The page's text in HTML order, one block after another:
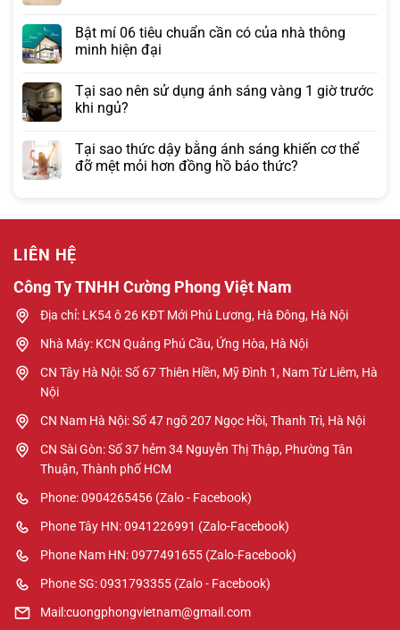
Bật mí 06 tiêu chuẩn cần có của nhà thông
minh hiện đại
Tại sao nên sử dụng ánh sáng vàng 1 giờ trước
khi ngủ?
Tại sao thức dậy bằng ánh sáng khiến cơ thể
đỡ mệt mỏi hơn đồng hồ báo thức?
LIÊN HỆ
Công Ty TNHH Cường Phong Việt Nam
Địa chỉ: LK54 ô 26 KĐT Mới Phú Lương, Hà Đông, Hà Nội
Nhà Máy: KCN Quảng Phú Cầu, Ứng Hòa, Hà Nội
CN Tây Hà Nội: Số 67 Thiên Hiền, Mỹ Đình 1, Nam Từ Liêm, Hà
Nội
CN Nam Hà Nội: Số 47 ngõ 207 Ngọc Hồi, Thanh Trì, Hà Nội
CN Sài Gòn: Số 37 hẻm 34 Nguyễn Thị Thập, Phường Tân
Thuận, Thành phố HCM
Phone: 0904265456 (Zalo - Facebook)
Phone Tây HN: 0941226991 (Zalo-Facebook)
Phone Nam HN: 0977491655 (Zalo-Facebook)
Phone SG: 0931793355 (Zalo - Facebook)
Mail:cuongphongvietnam@gmail.com